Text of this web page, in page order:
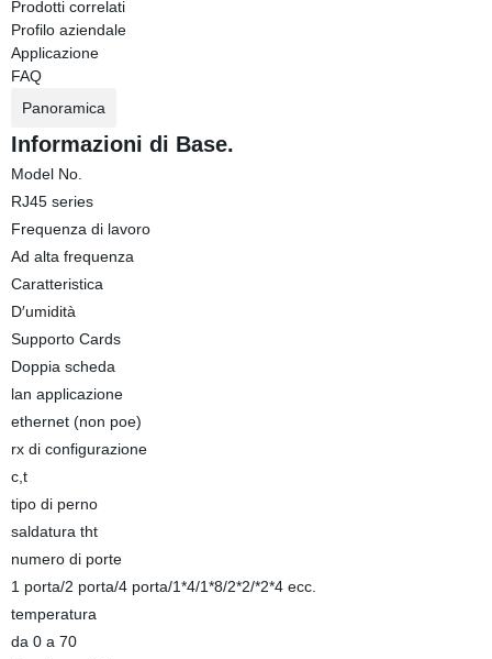
Prodotti correlati
Profilo aziendale
Applicazione
FAQ
Panoramica
Informazioni di Base.
Model No.
RJ45 series
Frequenza di lavoro
Ad alta frequenza
Caratteristica
D′umidità
Supporto Cards
Doppia scheda
lan applicazione
ethernet (non poe)
rx di configurazione
c,t
tipo di perno
saldatura tht
numero di porte
1 porta/2 porta/4 porta/1*4/1*8/2*2/*2*4 ecc.
temperatura
da 0 a 70